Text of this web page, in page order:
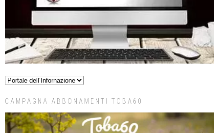
CAMPAGNA ABBONAMENTI TOBA60